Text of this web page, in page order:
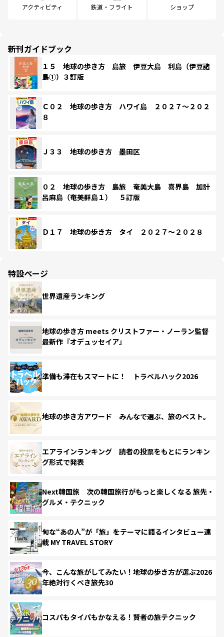
アクティビティ 鉄道・フライト ショップ
新刊ガイドブック
１５ 地球の歩き方 島旅 伊豆大島 利島（伊豆諸
島①）３訂版
Ｃ０２ 地球の歩き方 ハワイ島 ２０２７～２０２
８
Ｊ３３ 地球の歩き方 墨田区
０２ 地球の歩き方 島旅 奄美大島 喜界島 加計
呂麻島（奄美群島１） ５訂版
Ｄ１７ 地球の歩き方 タイ ２０２７～２０２８
特設ページ
世界遺産ランキング
地球の歩き方 meets クリストファー・ノーラン監督
最新作『オデュッセイア』
準備も滞在もスマートに！ トラベルハック2026
地球の歩き方アワード みんなで選ぶ、旅のベスト。
エアラインランキング 読者の投票をもとにランキン
グ形式で発表
Next韓国旅 次の韓国旅行がもっと楽しくなる 旅先・
グルメ・テクニック
旬な“あの人”が「旅」をテーマに語るインタビュー連
載 MY TRAVEL STORY
今、こんな旅がしてみたい！地球の歩き方が選ぶ2026
年絶対行くべき旅先30
コスパもタイパもかなえる！賢者の旅テクニック